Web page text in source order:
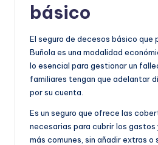
básico
El seguro de decesos básico que
Buñola es una modalidad
lo esencial para gestionar un
familiares tengan que adelantar
por su cuenta.
Es un seguro que ofrece las
necesarias para cubrir los
más comunes, sin añadir extras o